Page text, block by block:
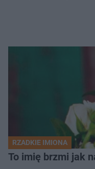
RZADKIE IMIONA
To imię brzmi jak